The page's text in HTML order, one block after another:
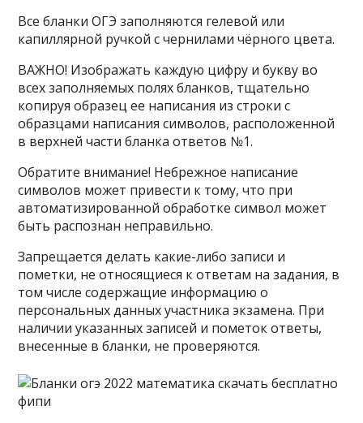
Все бланки ОГЭ заполняются гелевой или
капиллярной ручкой с чернилами чёрного цвета.
ВАЖНО! Изображать каждую цифру и букву во
всех заполняемых полях бланков, тщательно
копируя образец ее написания из строки с
образцами написания символов, расположенной
в верхней части бланка ответов №1.
Обратите внимание! Небрежное написание
символов может привести к тому, что при
автоматизированной обработке символ может
быть распознан неправильно.
Запрещается делать какие-либо записи и
пометки, не относящиеся к ответам на задания, в
том числе содержащие информацию о
персональных данных участника экзамена. При
наличии указанных записей и пометок ответы,
внесенные в бланки, не проверяются.